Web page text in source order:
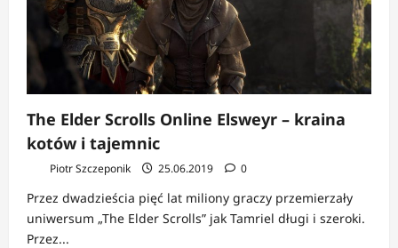
The Elder Scrolls Online Elsweyr – kraina
kotów i tajemnic
Piotr Szczeponik 25.06.2019 0
Przez dwadzieścia pięć lat miliony graczy przemierzały
uniwersum „The Elder Scrolls” jak Tamriel długi i szeroki.
Przez...